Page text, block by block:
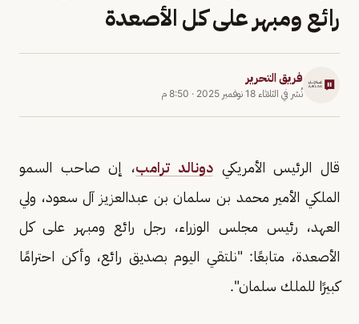
رائع ومبهر على كل الأصعدة
فريق التحرير
نُشر في الثلاثاء 18 نوفمبر 2025 · 8:50 م
قال الرئيس الأمريكيدونالد ترامب، إن صاحب السمو
الملكي الأمير محمد بن سلمان بن عبدالعزيز آل سعود، ولي
العهد، رئيس مجلس الوزراء، رجل رائع ومبهر على كل
الأصعدة، متابعًا: "نلتقي اليوم بصديق رائع، وأكن احترامًا
كبيرًا للملك سلمان".